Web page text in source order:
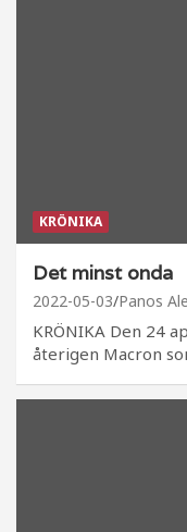
KRÖNIKA
Det minst onda
2022-05-03 Panos
KRÖNIKA Den 24
återigen Macron